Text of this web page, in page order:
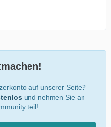
auf unserer Seite?
und nehmen Sie an
teil!